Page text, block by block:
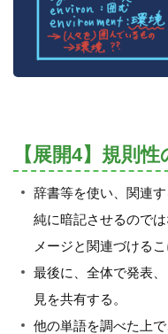
【展開4】規則
辞書等を使い、関連
純に暗記させるので
メージと関連づけるこ
最後に、全体で発表
見を共有する。
他の単語を調べた上